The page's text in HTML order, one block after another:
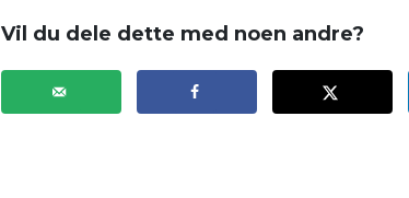
Vil du dele dette med noen andre?